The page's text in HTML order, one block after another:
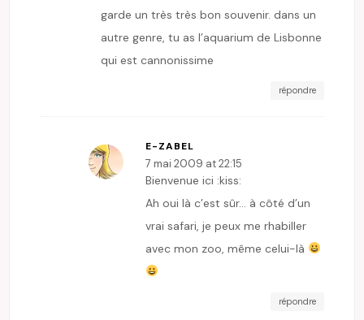
garde un très très bon souvenir. dans un
autre genre, tu as l’aquarium de Lisbonne
qui est cannonissime
répondre
E-ZABEL
7 mai 2009 at 22:15
Bienvenue ici :kiss:
Ah oui là c’est sûr… à côté d’un
vrai safari, je peux me rhabiller
avec mon zoo, même celui-là
répondre